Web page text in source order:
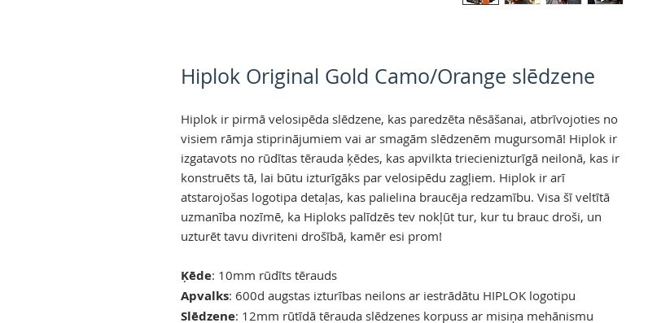
Hiplok Original Gold Camo/Orange slēdzene
Hiplok ir pirmā velosipēda slēdzene, kas paredzēta nēsāšanai, atbrīvojoties no
visiem rāmja stiprinājumiem vai ar smagām slēdzenēm mugursomā! Hiplok ir
izgatavots no rūdītas tērauda ķēdes, kas apvilkta triecienizturīgā neilonā, kas ir
konstruēts tā, lai būtu izturīgāks par velosipēdu zagļiem. Hiplok ir arī
atstarojošas logotipa detaļas, kas palielina braucēja redzamību. Visa šī veltītā
uzmanība nozīmē, ka Hiploks palīdzēs tev nokļūt tur, kur tu brauc droši, un
uzturēt tavu divriteni drošībā, kamēr esi prom!
Ķēde: 10mm rūdīts tērauds
Apvalks: 600d augstas izturības neilons ar iestrādātu HIPLOK logotipu
Slēdzene: 12mm rūtīdā tērauda slēdzenes korpuss ar misiņa mehānismu